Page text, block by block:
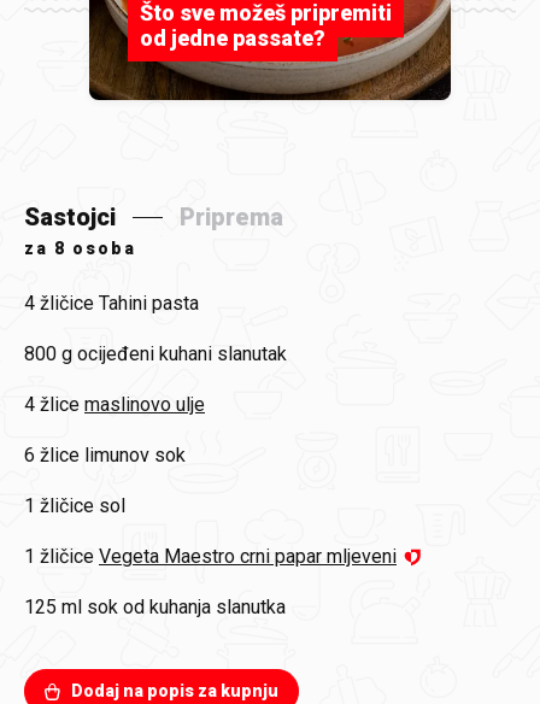
Što sve možeš pripremiti
od jedne passate?
Sastojci Priprema
za 8 osoba
4 žličice Tahini pasta
800 g ocijeđeni kuhani slanutak
4 žlice maslinovo ulje
6 žlice limunov sok
1 žličice sol
1 žličice Vegeta Maestro crni papar mljeveni
125 ml sok od kuhanja slanutka
Dodaj na popis za kupnju